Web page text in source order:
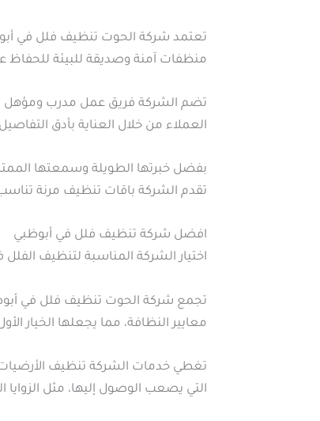
تعتمد شركة الحوت تنظيف فلل في
منظفات آمنة وصديقة للبيئة
تضم الشركة فريق عمل مدرب ومؤهل
العملاء من خلال العناية بأدق
بفضل خبرتها الطويلة وسمعتها
تقدم الشركة باقات تنظيف مرنة تناسب
افضل شركة تنظيف فلل في أبوظبي
اختيار الشركة المناسبة لتنظيف
تجمع شركة الحوت تنظيف فلل في
معايير النظافة، مما يجعلها الخيار
تغطي خدمات الشركة تنظيف
التي يصعب الوصول إليها، مثل